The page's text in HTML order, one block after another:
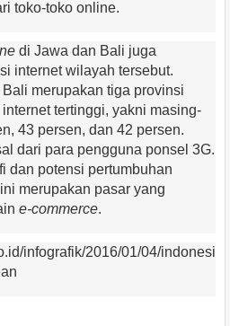
toko-toko online.
di Jawa dan Bali juga
internet wilayah tersebut.
merupakan tiga provinsi
tertinggi, yakni masing-
43 persen, dan 42 persen.
dari para pengguna ponsel 3G.
dan potensi pertumbuhan
merupakan pasar yang
e-commerce.
infografik/2016/01/04/indonesi